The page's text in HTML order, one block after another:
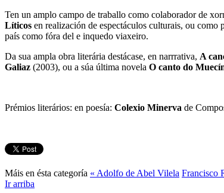
Ten un amplo campo de traballo como colaborador de
Líticos en realización de espectáculos culturais, ou como
país como fóra del e inquedo viaxeiro.
Da sua ampla obra literária destácase, en narrrativa, A
Galiaz (2003), ou a súa última novela O canto do
Prémios literários: en poesía: Colexio Minerva de
Máis en ésta categoría « Adolfo de Abel Vilela Francisco
Ir arriba